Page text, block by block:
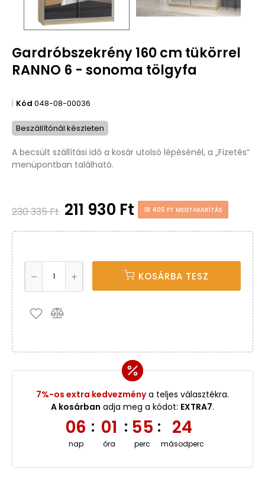
Gardróbszekrény 160 cm tükörrel
RANNO 6 - sonoma tölgyfa
Kód 048-08-00036
Beszállítónál készleten
A becsült szállítási idő a kosár utolsó lépésénél, a „Fizetés“
menüpontban található.
230 335 Ft 211 930 Ft 18 405 FT MEGTAKARÍTÁS
KOSÁRBA TESZ
7%-os extra kedvezménya teljes választékra.
A kosárban adja meg a kódot: EXTRA7.
06
nap
: 01
óra
: 55
perc
: 24
másodperc